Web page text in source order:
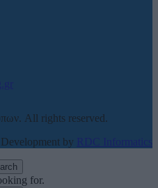
All rights reserved.
by RDC Informatics
for.